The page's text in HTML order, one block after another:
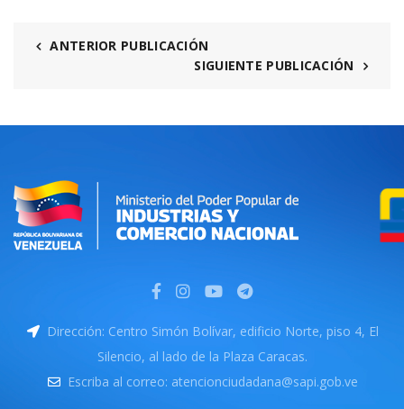
ANTERIOR PUBLICACIÓN
SIGUIENTE PUBLICACIÓN
Dirección: Centro Simón Bolívar, edificio Norte, piso 4, El
Silencio, al lado de la Plaza Caracas.
Escriba al correo: atencionciudadana@sapi.gob.ve